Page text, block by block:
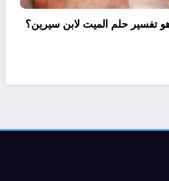
تعرف علي – ما هو تفسير حلم